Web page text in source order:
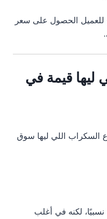
للعميل الحصول على سعر
ليها قيمة في
السكراب اللي ليها سوق
لكنه في أغلب